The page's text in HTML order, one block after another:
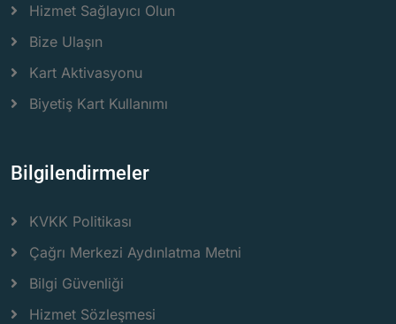
Hizmet Sağlayıcı Olun
Bize Ulaşın
Kart Aktivasyonu
Biyetiş Kart Kullanımı
Bilgilendirmeler
KVKK Politikası
Çağrı Merkezi Aydınlatma Metni
Bilgi Güvenliği
Hizmet Sözleşmesi